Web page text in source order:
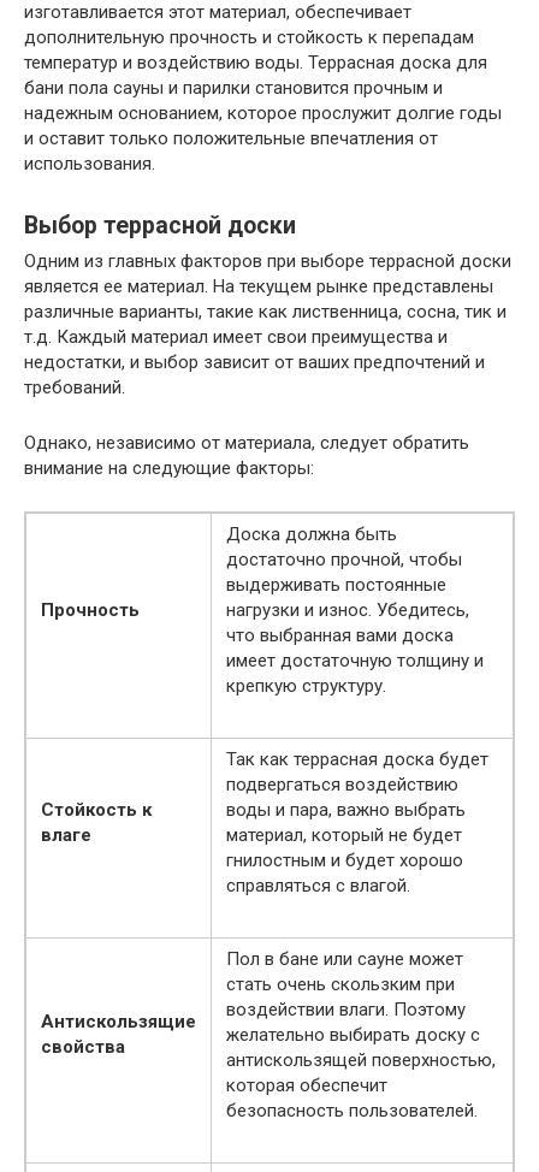
изготавливается этот материал, обеспечивает
дополнительную прочность и стойкость к перепадам
температур и воздействию воды. Террасная доска для
бани пола сауны и парилки становится прочным и
надежным основанием, которое прослужит долгие годы
и оставит только положительные впечатления от
использования.
Выбор террасной доски
Одним из главных факторов при выборе террасной доски
является ее материал. На текущем рынке представлены
различные варианты, такие как лиственница, сосна, тик и
т.д. Каждый материал имеет свои преимущества и
недостатки, и выбор зависит от ваших предпочтений и
требований.
Однако, независимо от материала, следует обратить
внимание на следующие факторы:
Прочность
Доска должна быть
достаточно прочной, чтобы
выдерживать постоянные
нагрузки и износ. Убедитесь,
что выбранная вами доска
имеет достаточную толщину и
крепкую структуру.
Стойкость к
влаге
Так как террасная доска будет
подвергаться воздействию
воды и пара, важно выбрать
материал, который не будет
гнилостным и будет хорошо
справляться с влагой.
Антискользящие
свойства
Пол в бане или сауне может
стать очень скользким при
воздействии влаги. Поэтому
желательно выбирать доску с
антискользящей поверхностью,
которая обеспечит
безопасность пользователей.